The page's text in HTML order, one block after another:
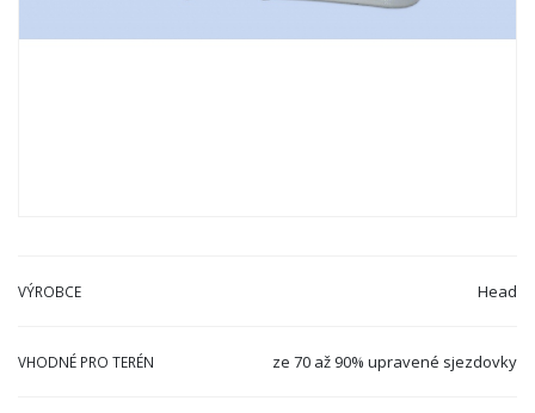
VÝROBCE Head
VHODNÉ PRO TERÉN ze 70 až 90% upravené sjezdovky